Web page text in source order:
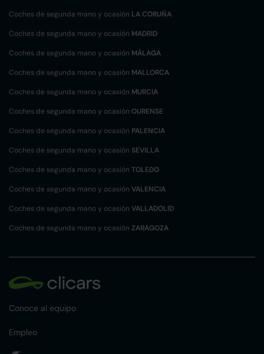
Coches de segunda mano y ocasión LA CORUÑA
Coches de segunda mano y ocasión MADRID
Coches de segunda mano y ocasión MÁLAGA
Coches de segunda mano y ocasión MALLORCA
Coches de segunda mano y ocasión MURCIA
Coches de segunda mano y ocasión OURENSE
Coches de segunda mano y ocasión PALENCIA
Coches de segunda mano y ocasión SEVILLA
Coches de segunda mano y ocasión TOLEDO
Coches de segunda mano y ocasión VALENCIA
Coches de segunda mano y ocasión VALLADOLID
Coches de segunda mano y ocasión ZARAGOZA
Conoce al equipo
Empleo